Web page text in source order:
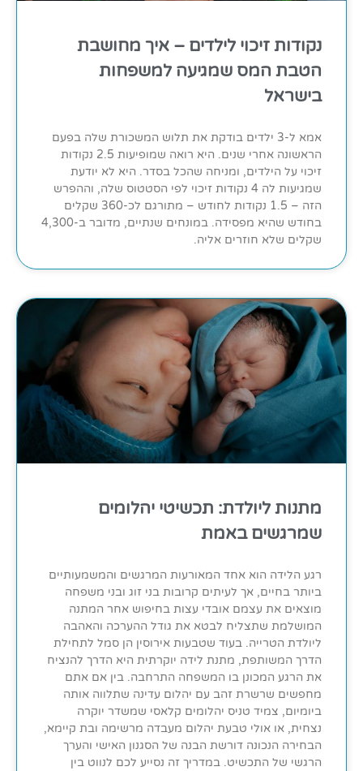
נקודות זיכוי לילדים – איך מחושבת
הטבת המס שמגיעה למשפחות
בישראל
אמא ל-3 ילדים בודקת את תלוש המשכורת שלה בפעם
הראשונה אחרי שנים. היא רואה שמופיעות 2.5 נקודות
זיכוי על הילדים, ומניחה שהכל בסדר. היא לא יודעת
שמגיעות לה 4 נקודות זיכוי לפי הסטטוס שלה, וההפרש
הזה – 1.5 נקודות לחודש – מתורגם לכ-360 שקלים
בחודש שהיא מפסידה. במונחים שנתיים, מדובר ב-4,300
שקלים שלא חוזרים אליה.
מתנות ליולדת: תכשיטי יהלומים
שמרגשים באמת
רגע הלידה הוא אחד המאורעות המרגשים והמשמעותיים
ביותר בחיים, אך לעיתים קרובות בני זוג ובני משפחה
מוצאים את עצמם אובדי עצות בחיפוש אחר המתנה
המושלמת שתצליח לבטא את גודל ההערכה והאהבה
ליולדת הטרייה. בעוד שטבעות אירוסין הן סמל לתחילת
הדרך המשותפת, מתנת לידה יוקרתית היא הדרך להנציח
את הרגע המכונן בו המשפחה התרחבה. בין אם אתם
מחפשים שרשרת זהב עם יהלום עדינה שתלווה אותה
ביומיום, צמיד טניס יהלומים קלאסי שמשדר יוקרה
נצחית, או אולי טבעת יהלום מעבדה מרשימה ובת קיימא,
הבחירה הנכונה דורשת הבנה של הסגנון האישי והערך
הרגשי של התכשיט. במדריך זה נסייע לכם לנווט בין